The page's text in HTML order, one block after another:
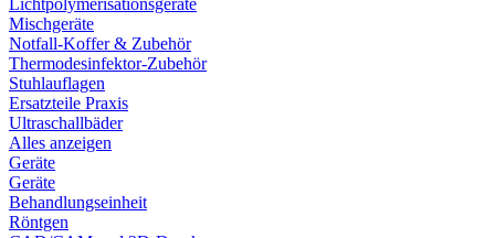
Lichtpolymerisationsgeräte
Mischgeräte
Notfall-Koffer & Zubehör
Thermodesinfektor-Zubehör
Stuhlauflagen
Ersatzteile Praxis
Ultraschallbäder
Alles anzeigen
Geräte
Geräte
Behandlungseinheit
Röntgen